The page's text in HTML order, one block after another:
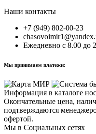
Наши контакты
+7 (949) 802-00-23
Ежедневно с 8.00 до
Мы принимаем платежи:
Информация в каталоге
Окончательные цена,
подтверждаются
офертой.
Мы в Социальных сетях